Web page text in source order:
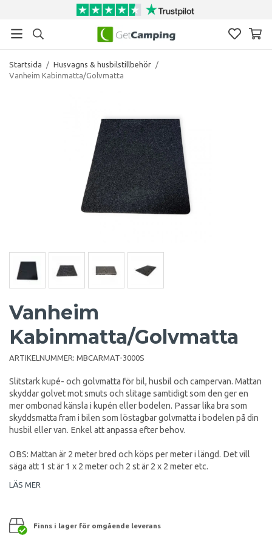
Startsida / Husvagns & husbilstillbehör /
Vanheim Kabinmatta/Golvmatta
Vanheim
Kabinmatta/Golvmatta
ARTIKELNUMMER: MBCARMAT-3000S
Slitstark kupé- och golvmatta för bil, husbil och campervan. Mattan
skyddar golvet mot smuts och slitage samtidigt som den ger en
mer ombonad känsla i kupén eller bodelen. Passar lika bra som
skyddsmatta fram i bilen som löstagbar golvmatta i bodelen på din
husbil eller van. Enkel att anpassa efter behov.
OBS: Mattan är 2 meter bred och köps per meter i längd. Det vill
säga att 1 st är 1 x 2 meter och 2 st är 2 x 2 meter etc.
LÄS MER
Finns i lager för omgående leverans